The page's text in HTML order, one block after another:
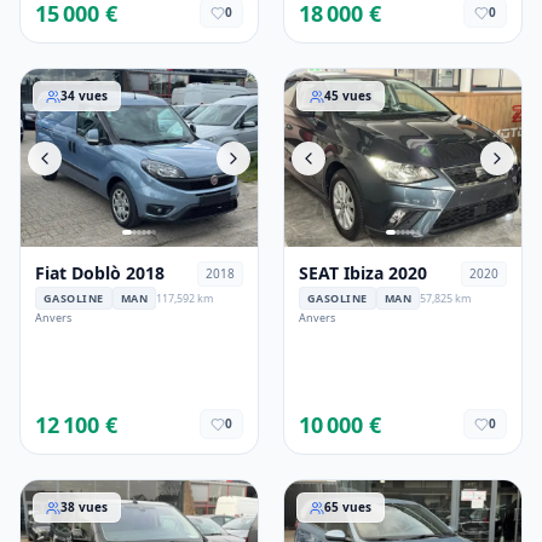
15 000 € 0 18 000 € 0
Fiat Doblò 2018
34 vues
Fiat Doblò 2018 2018
GASOLINE MAN
117,592 km
Anvers
12 100 € 0
SEAT Ibiza 2020
45 vues
SEAT Ibiza 2020 2020
GASOLINE MAN 57,825 km
Anvers
10 000 € 0
Peugeot Expert 2021
38 vues Hyundai i20 2017
65 vues